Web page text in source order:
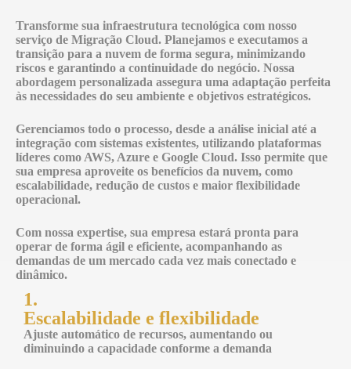
Transforme sua infraestrutura tecnológica com nosso
serviço de Migração Cloud. Planejamos e executamos a
transição para a nuvem de forma segura, minimizando
riscos e garantindo a continuidade do negócio. Nossa
abordagem personalizada assegura uma adaptação perfeita
às necessidades do seu ambiente e objetivos estratégicos.
Gerenciamos todo o processo, desde a análise inicial até a
integração com sistemas existentes, utilizando plataformas
líderes como AWS, Azure e Google Cloud. Isso permite que
sua empresa aproveite os benefícios da nuvem, como
escalabilidade, redução de custos e maior flexibilidade
operacional.
Com nossa expertise, sua empresa estará pronta para
operar de forma ágil e eficiente, acompanhando as
demandas de um mercado cada vez mais conectado e
dinâmico.
1.
Escalabilidade e flexibilidade
Ajuste automático de recursos, aumentando ou
diminuindo a capacidade conforme a demanda